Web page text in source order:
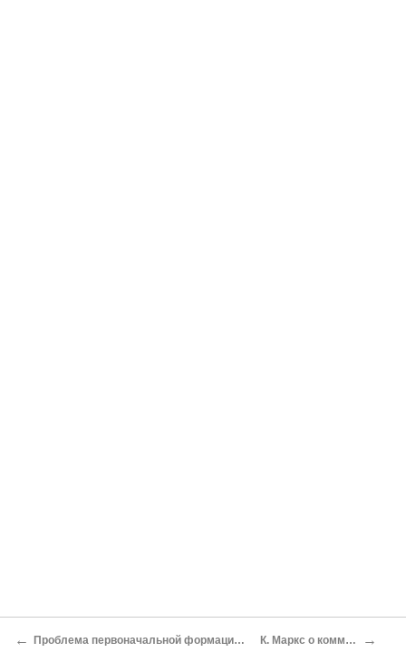
← Проблема первоначальной формации и так называемый азиатский способ производства К. Маркс о коммунистической формации →